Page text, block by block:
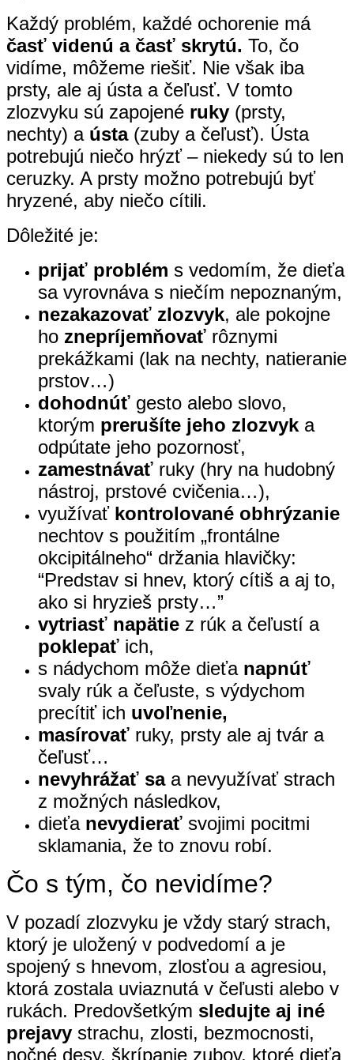
Každý problém, každé ochorenie má
časť videnú a časť skrytú. To, čo
vidíme, môžeme riešiť. Nie však iba
prsty, ale aj ústa a čeľusť. V tomto
zlozvyku sú zapojené ruky (prsty,
nechty) aústa(zuby a čeľusť). Ústa
potrebujú niečo hrýzť – niekedy sú to len
ceruzky. A prsty možno potrebujú byť
hryzené, aby niečo cítili.
Dôležité je:
prijať problém s vedomím, že dieťa
sa vyrovnáva s niečím nepoznaným,
nezakazovať zlozvyk, ale pokojne
ho znepríjemňovať rôznymi
prekážkami (lak na nechty, natieranie
prstov…)
dohodnúť gesto alebo slovo,
ktorým prerušíte jeho zlozvyk a
odpútate jeho pozornosť,
zamestnávať ruky (hry na hudobný
nástroj, prstové cvičenia…),
využívať kontrolované obhrýzanie
nechtov s použitím „frontálne
okcipitálneho“ držania hlavičky:
“Predstav si hnev, ktorý cítiš a aj to,
ako si hryzieš prsty…”
vytriasť napätie z rúk a čeľustí a
poklepať ich,
s nádychom môže dieťa napnúť
svaly rúk a čeľuste, s výdychom
precítiť ich uvoľnenie,
masírovať ruky, prsty ale aj tvár a
čeľusť…
nevyhrážať saa nevyužívať strach
z možných následkov,
dieťa nevydierať svojimi pocitmi
sklamania, že to znovu robí.
Čo s tým, čo nevidíme?
V pozadí zlozvyku je vždy starý strach,
ktorý je uložený v podvedomí a je
spojený s hnevom, zlosťou a agresiou,
ktorá zostala uviaznutá v čeľusti alebo v
rukách. Predovšetkým sledujte aj iné
prejavy strachu, zlosti, bezmocnosti,
nočné desy, škrípanie zubov, ktoré dieťa